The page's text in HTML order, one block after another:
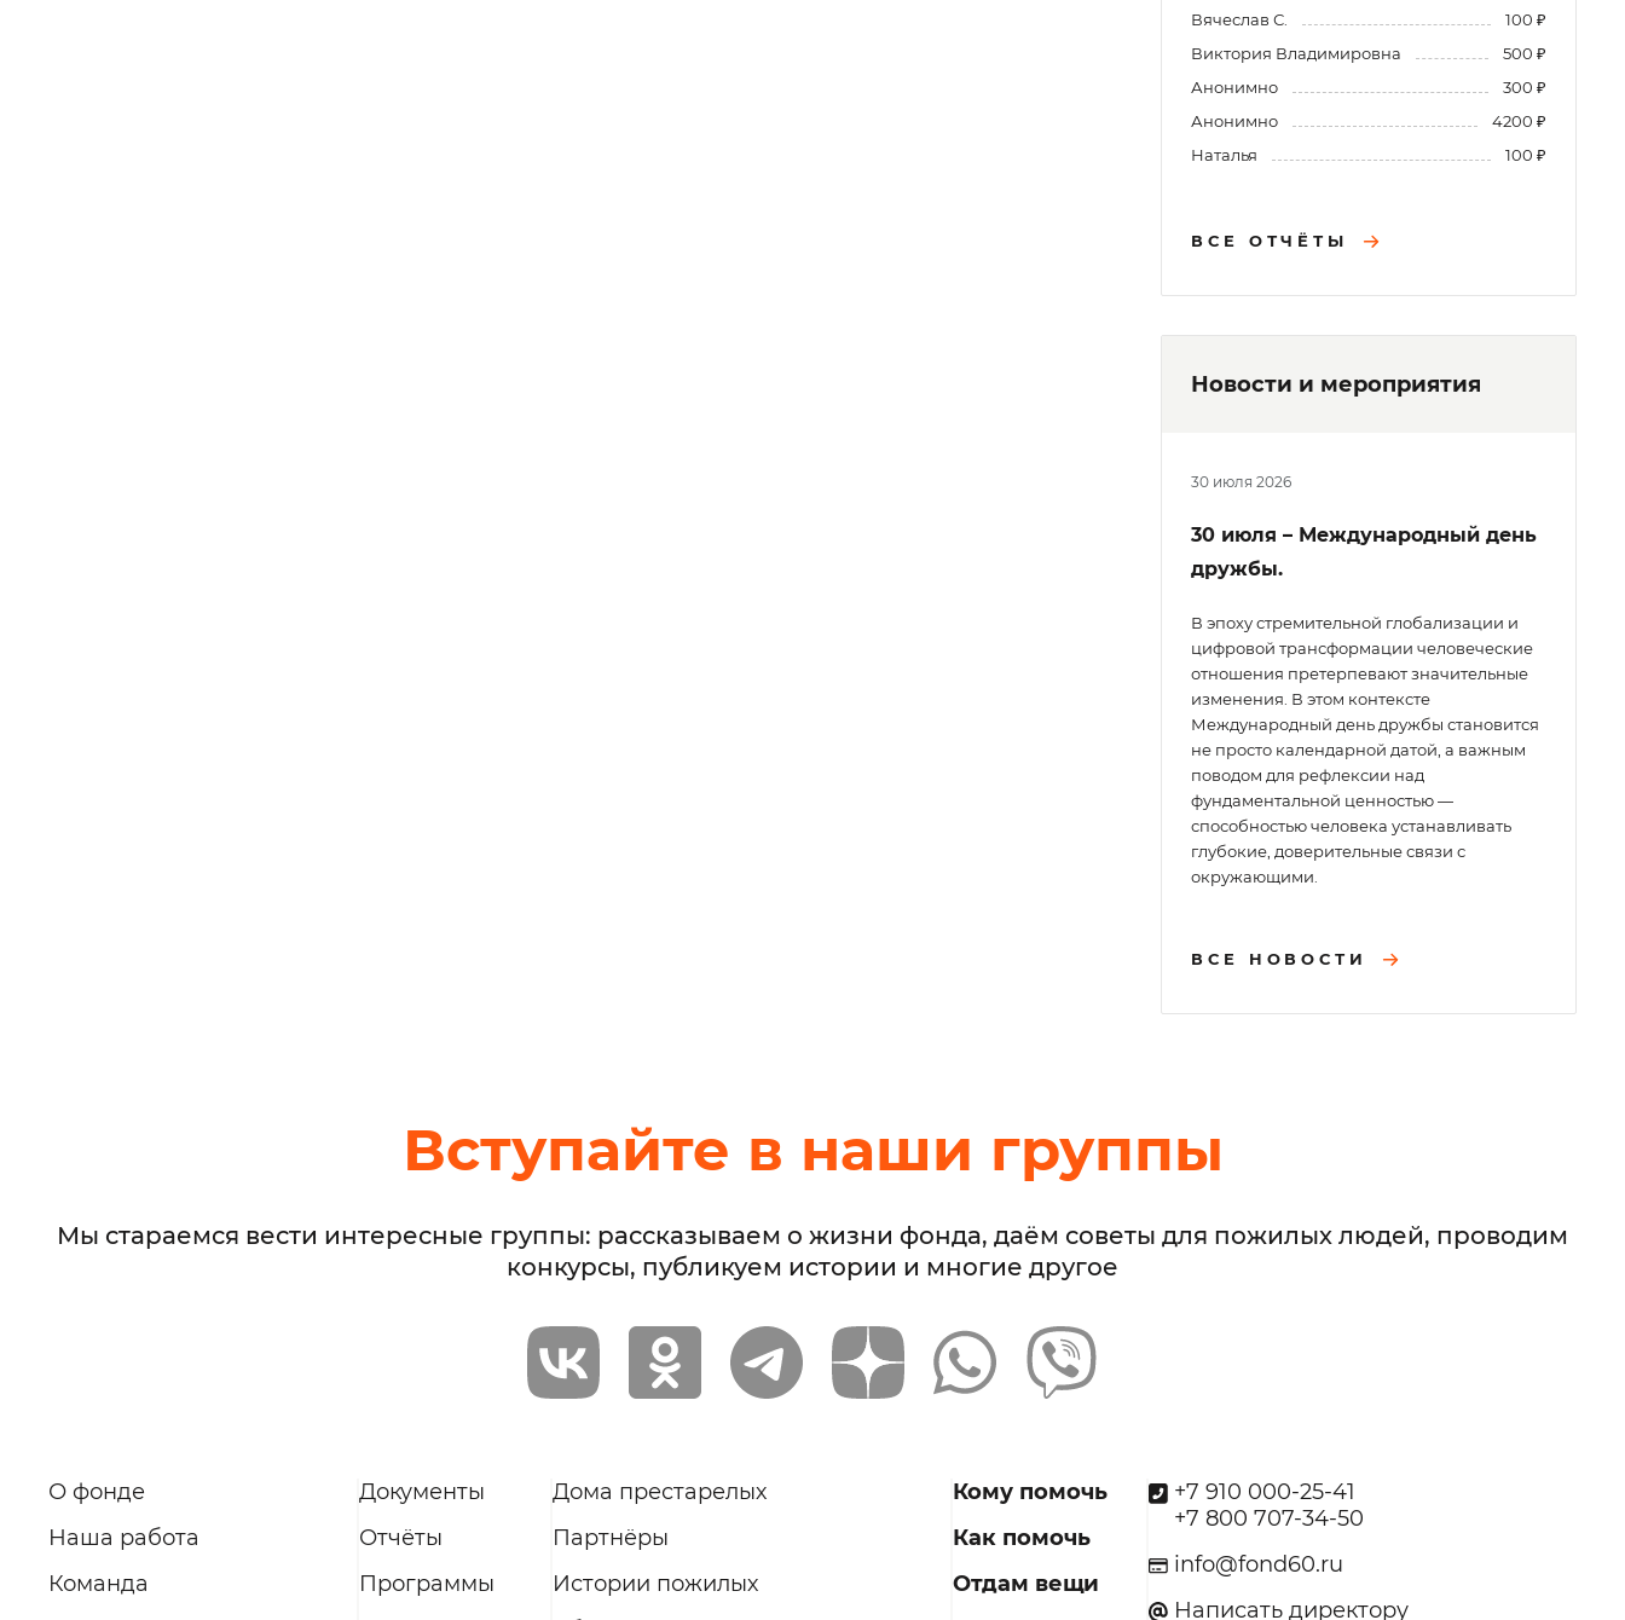
Вячеслав С.
100 ₽
Виктория Владимировна
500 ₽
Анонимно
300 ₽
Анонимно
4200 ₽
Наталья
100 ₽
ВСЕ ОТЧЁТЫ
Новости и мероприятия
30 июля 2026
30 июля – Международный день
дружбы.
В эпоху стремительной глобализации и
цифровой трансформации человеческие
отношения претерпевают значительные
изменения. В этом контексте
Международный день дружбы становится
не просто календарной датой, а важным
поводом для рефлексии над
фундаментальной ценностью —
способностью человека устанавливать
глубокие, доверительные связи с
окружающими.
ВСЕ НОВОСТИ
Вступайте в наши группы
Мы стараемся вести интересные группы: рассказываем о жизни фонда, даём советы для пожилых людей, проводим
конкурсы, публикуем истории и многие другое
О фонде
Наша работа
Команда
Документы
Отчёты
Программы
Дома престарелых
Партнёры
Истории пожилых
Кому помочь
Как помочь
Отдам вещи
+7 910 000-25-41
+7 800 707-34-50
info@fond60.ru
Написать директору